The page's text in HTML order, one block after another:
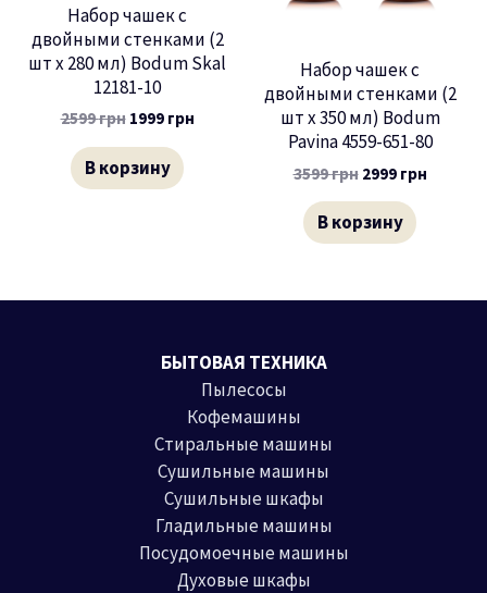
Набор чашек с
двойными стенками (2
шт х 280 мл) Bodum Skal
12181-10
2599грн 1999 грн
В корзину
Набор чашек с
двойными стенками (2
шт х 350 мл) Bodum
Pavina 4559-651-80
3599грн 2999 грн
В корзину
БЫТОВАЯ ТЕХНИКА
Пылесосы
Кофемашины
Стиральные машины
Сушильные машины
Сушильные шкафы
Гладильные машины
Посудомоечные машины
Духовые шкафы